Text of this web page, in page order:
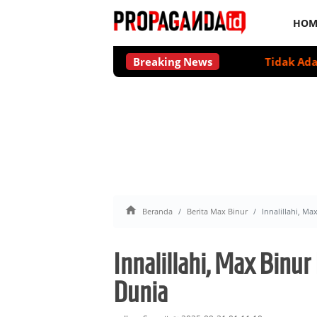
Breaking News Tidak Ada
 Beranda Berita Max Binur Innalillahi,
Innalillahi, Max
Dunia